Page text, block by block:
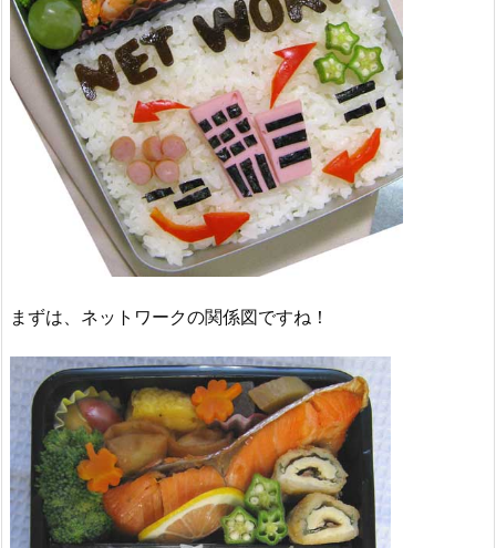
まずは、ネットワークの関係図ですね！